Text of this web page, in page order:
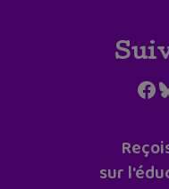
sur